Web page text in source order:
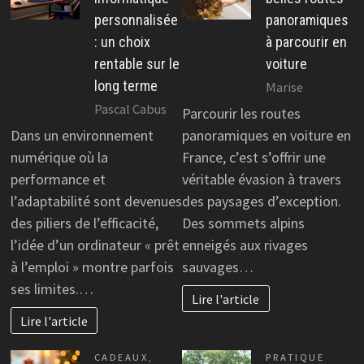
personnalisée
: un choix
rentable sur le
long terme
Pascal Cabus
Dans un environnement
numérique où la
performance et
l’adaptabilité sont devenues
des piliers de l’efficacité,
l’idée d’un ordinateur « prêt
à l’emploi » montre parfois
ses limites.…
Lire l'article
panoramiques
à parcourir en
voiture
Marise
Parcourir les routes
panoramiques en voiture en
France, c’est s’offrir une
véritable évasion à travers
des paysages d’exception.
Des sommets alpins
enneigés aux rivages
sauvages…
Lire l'article
CADEAUX PRATIQUE